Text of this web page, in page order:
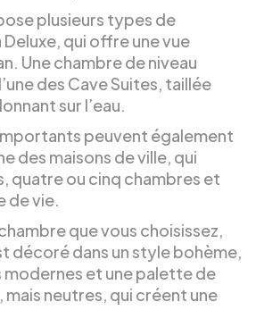
plusieurs types de
qui offre une vue
Une chambre de niveau
des Cave Suites, taillée
sur l’eau.
peuvent également
des maisons de ville, qui
quatre ou cinq chambres et
de vie.
que vous choisissez,
décoré dans un style bohème,
modernes et une palette de
neutres, qui créent une